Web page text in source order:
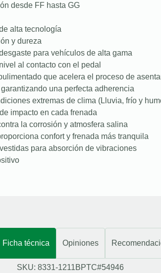
desde FF hasta GG
alta tecnología
y dureza
para vehículos de alta gama
al contacto con el pedal
que acelera el proceso de
una perfecta adherencia
extremas de clima (Lluvia, frío y
impacto en cada frenada
la corrosión y atmosfera salina
confort y frenada más tranquila
para absorción de vibraciones
Ficha técnica Opiniones
SKU: 8331-1211BPTC#54946